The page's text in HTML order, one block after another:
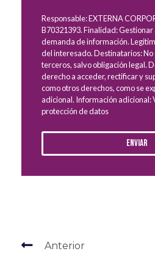
Responsable: EXTERNA
B70321393. Finalidad:
demanda de información.
del interesado. Destinatarios: No
terceros, salvo obligación legal.
derecho a acceder, rectificar y
como otros derechos, como se
adicional. Información adicional:
protección de datos
Enviar
Anterior